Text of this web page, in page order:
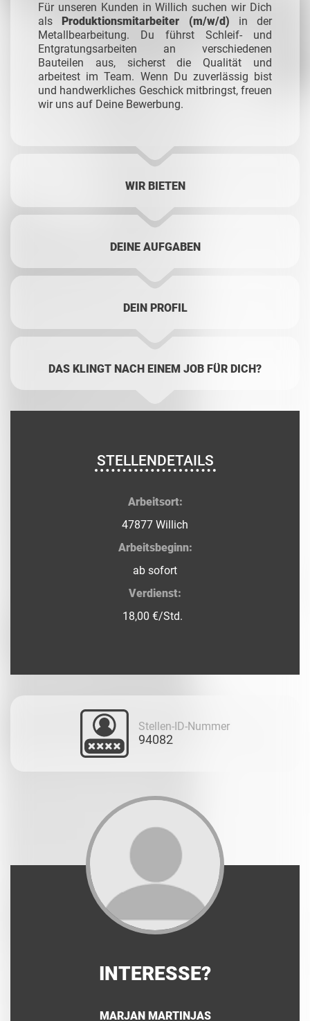
Für unseren Kunden in Willich suchen wir Dich
als Produktionsmitarbeiter (m/w/d) in der
Metallbearbeitung. Du führst Schleif- und
Entgratungsarbeiten an verschiedenen
Bauteilen aus, sicherst die Qualität und
arbeitest im Team. Wenn Du zuverlässig bist
und handwerkliches Geschick mitbringst, freuen
wir uns auf Deine Bewerbung.
WIR BIETEN
DEINE AUFGABEN
DEIN PROFIL
DAS KLINGT NACH EINEM JOB FÜR DICH?
STELLENDETAILS
Arbeitsort:
47877 Willich
Arbeitsbeginn:
ab sofort
Verdienst:
18,00 €/Std.
Stellen-ID-Nummer
94082
INTERESSE?
MARJAN MARTINJAS